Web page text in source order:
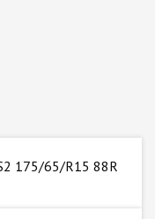
175/65/R15 88R